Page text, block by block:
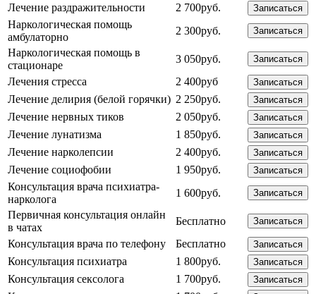
Лечение раздражительности 2 700руб. Записаться
Наркологическая помощь
амбулаторно
2 300руб. Записаться
Наркологическая помощь в
стационаре
3 050руб. Записаться
Лечения стресса 2 400руб Записаться
Лечение делирия (белой горячки) 2 250руб. Записаться
Лечение нервных тиков 2 050руб. Записаться
Лечение лунатизма 1 850руб. Записаться
Лечение нарколепсии 2 400руб. Записаться
Лечение социофобии 1 950руб. Записаться
Консультация врача психиатра-
нарколога
1 600руб. Записаться
Первичная консультация онлайн
в чатах
Бесплатно Записаться
Консультация врача по телефону Бесплатно Записаться
Консультация психиатра 1 800руб. Записаться
Консультация сексолога 1 700руб. Записаться